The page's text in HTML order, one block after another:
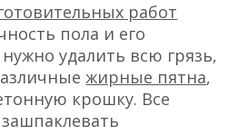
работ
пола и его
удалить всю грязь,
жирные пятна,
крошку. Все